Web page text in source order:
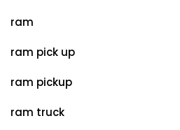
ram
ram pick up
ram pickup
ram truck